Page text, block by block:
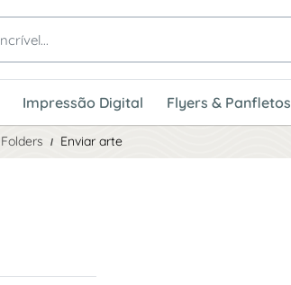
Impressão Digital Flyers & Panfletos
Folders Enviar arte